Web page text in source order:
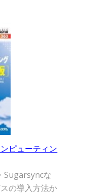
ピューティン
な
の導入方法か